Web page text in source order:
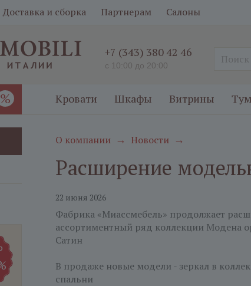
Доставка и сборка Партнерам Салоны
+7 (343) 380 42 46
с 10:00 до 20:00
% Кровати Шкафы Витрины
О компании → Новости →
Расширение
22 июня 2026
Фабрика «Миассмебель» продолжает
ассортиментный ряд коллекции Модена
Сатин
В продаже новые модели - зеркал в
спальни